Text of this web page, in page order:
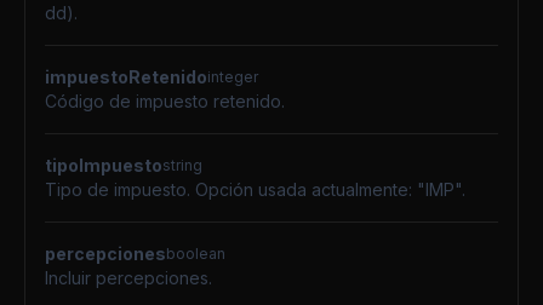
dd).
impuestoRetenidointeger
Código de impuesto retenido.
tipoImpuestostring
Tipo de impuesto. Opción usada actualmente: "IMP".
percepcionesboolean
Incluir percepciones.